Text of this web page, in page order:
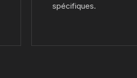
spécifiques.